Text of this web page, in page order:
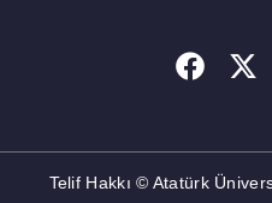
Telif Hakkı © Atatürk